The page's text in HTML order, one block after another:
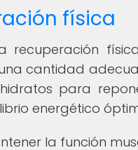
física
recuperación
cantidad
para
energético
la función